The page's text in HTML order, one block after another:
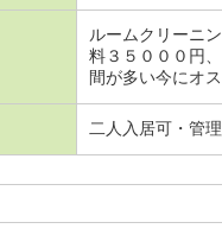
ルームクリーニ
料３５０００円
間が多い今にオ
二人入居可・管